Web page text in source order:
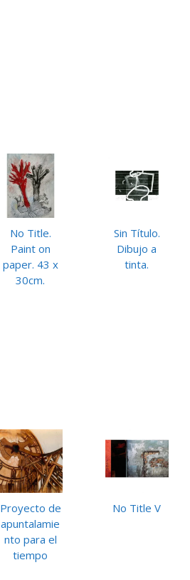
No Title.
Paint on
paper. 43 x
30cm.
Sin Título.
Dibujo a
tinta.
Proyecto de
apuntalamie
nto para el
tiempo
No Title V